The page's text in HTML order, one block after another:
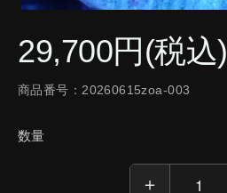
29,700円(税込)
商品番号：20260615zoa-003
数量